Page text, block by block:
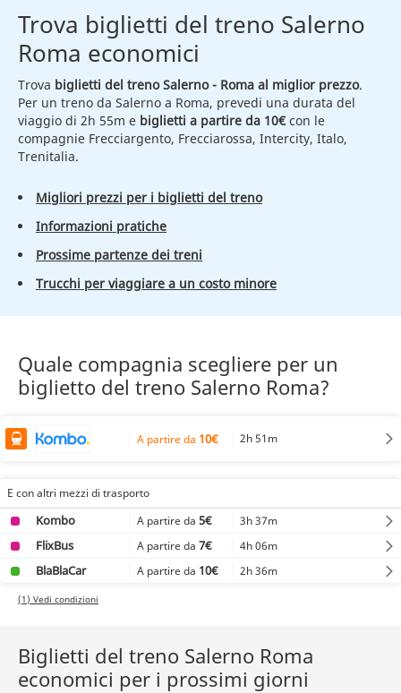
Trova biglietti del treno Salerno
Roma economici
Trova biglietti del treno Salerno - Roma al miglior prezzo.
Per un treno da Salerno a Roma, prevedi una durata del
viaggio di 2h 55m e biglietti a partire da 10€con le
compagnie Frecciargento, Frecciarossa, Intercity, Italo,
Trenitalia.
Migliori prezzi per i biglietti del treno
Informazioni pratiche
Prossime partenze dei treni
Trucchi per viaggiare a un costo minore
Quale compagnia scegliere per un
biglietto del treno Salerno Roma?
A partire da 10€ 2h 51m
E con altri mezzi di trasporto
Kombo A partire da 5€ 3h 37m
FlixBus A partire da 7€ 4h 06m
BlaBlaCar A partire da 10€ 2h 36m
(1) Vedi condizioni
Biglietti del treno Salerno Roma
economici per i prossimi giorni